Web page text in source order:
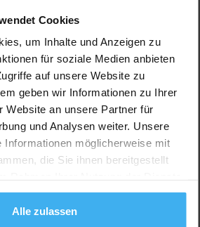
Cookies
um Inhalte und Anzeigen zu
für soziale Medien anbieten
auf unsere Website zu
geben wir Informationen zu Ihrer
Website an unsere Partner für
und Analysen weiter. Unsere
Informationen möglicherweise mit
die Sie ihnen bereitgestellt
Alle zulassen
Recycling GmbH
Deutschland
Jetzt Anrufen